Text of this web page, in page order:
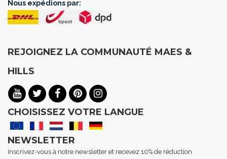
Nous expédions par:
REJOIGNEZ LA COMMUNAUTÉ MAES &
HILLS
CHOISISSEZ VOTRE LANGUE
NEWSLETTER
Inscrivez-vous à notre newsletter et recevez 10% de réduction